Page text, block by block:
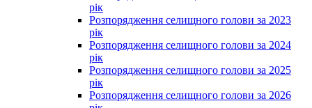
рік
Розпорядження селищного голови за 2023
рік
Розпорядження селищного голови за 2024
рік
Розпорядження селищного голови за 2025
рік
Розпорядження селищного голови за 2026